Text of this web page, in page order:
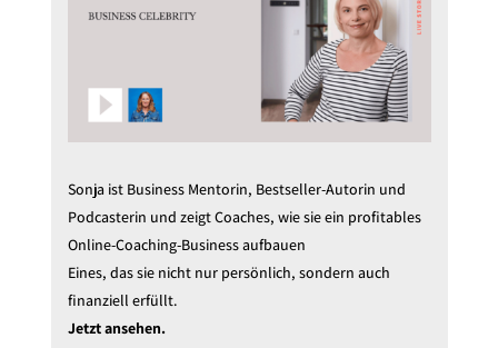
Sonja ist Business Mentorin, Bestseller-Autorin und
Podcasterin und zeigt Coaches, wie sie ein profitables
Online-Coaching-Business aufbauen
Eines, das sie nicht nur persönlich, sondern auch
finanziell erfüllt.
Jetzt ansehen.